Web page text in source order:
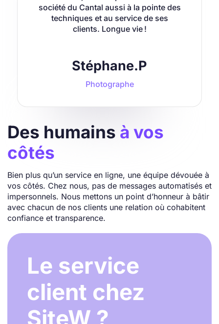
société du Cantal aussi à la pointe des
techniques et au service de ses
clients. Longue vie !
Stéphane.P
Photographe
Des humains à vos
côtés
Bien plus qu’un service en ligne, une équipe dévouée à
vos côtés. Chez nous, pas de messages automatisés et
impersonnels. Nous mettons un point d’honneur à bâtir
avec chacun de nos clients une relation où cohabitent
confiance et transparence.
Le service
client chez
SiteW ?